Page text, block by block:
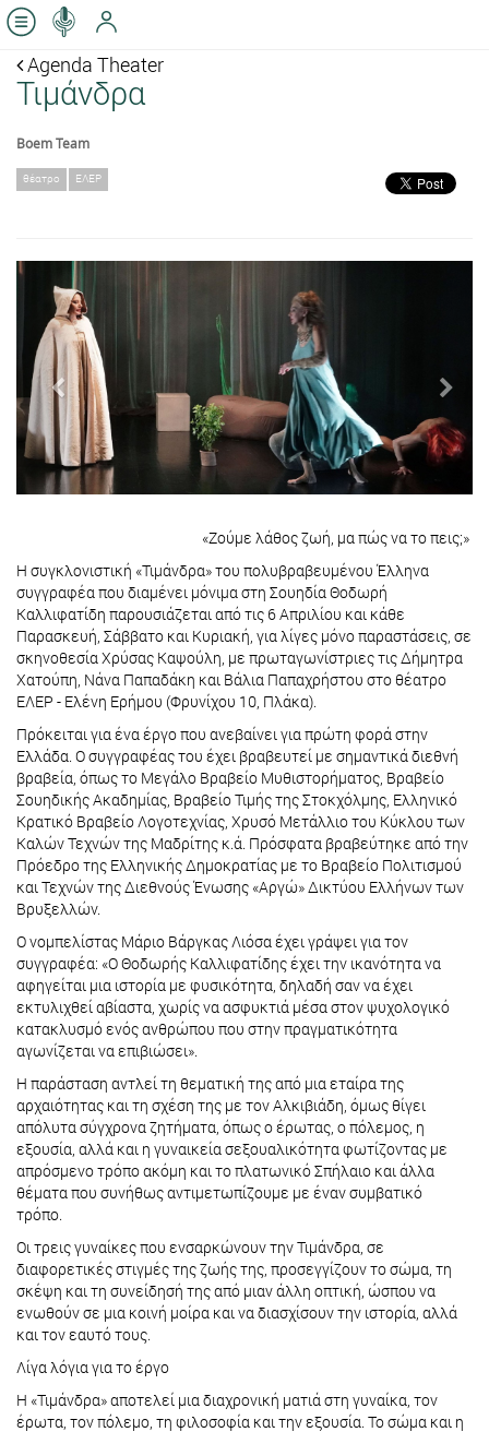
Agenda Theater
Τιμάνδρα
Boem Team
θέατρο ΕΛΕΡ
Previous
«Ζούμε λάθος ζωή, μα πώς να το πεις;»
Η συγκλονιστική «Τιμάνδρα» του πολυβραβευμένου Έλληνα
συγγραφέα που διαμένει μόνιμα στη Σουηδία Θοδωρή
Καλλιφατίδη παρουσιάζεται από τις 6 Απριλίου και κάθε
Παρασκευή, Σάββατο και Κυριακή, για λίγες μόνο παραστάσεις, σε
σκηνοθεσία Χρύσας Καψούλη, με πρωταγωνίστριες τις Δήμητρα
Χατούπη, Νάνα Παπαδάκη και Βάλια Παπαχρήστου στο θέατρο
ΕΛΕΡ - Ελένη Ερήμου (Φρυνίχου 10, Πλάκα).
Πρόκειται για ένα έργο που ανεβαίνει για πρώτη φορά στην
Ελλάδα. Ο συγγραφέας του έχει βραβευτεί με σημαντικά διεθνή
βραβεία, όπως το Μεγάλο Βραβείο Μυθιστορήματος, Βραβείο
Σουηδικής Ακαδημίας, Βραβείο Τιμής της Στοκχόλμης, Ελληνικό
Κρατικό Βραβείο Λογοτεχνίας, Χρυσό Μετάλλιο του Κύκλου των
Καλών Τεχνών της Μαδρίτης κ.ά. Πρόσφατα βραβεύτηκε από την
Πρόεδρο της Ελληνικής Δημοκρατίας με το Βραβείο Πολιτισμού
και Τεχνών της Διεθνούς Ένωσης «Αργώ» Δικτύου Ελλήνων των
Βρυξελλών.
Ο νομπελίστας Μάριο Βάργκας Λιόσα έχει γράψει για τον
συγγραφέα: «Ο Θοδωρής Καλλιφατίδης έχει την ικανότητα να
αφηγείται μια ιστορία με φυσικότητα, δηλαδή σαν να έχει
εκτυλιχθεί αβίαστα, χωρίς να ασφυκτιά μέσα στον ψυχολογικό
κατακλυσμό ενός ανθρώπου που στην πραγματικότητα
αγωνίζεται να επιβιώσει».
Η παράσταση αντλεί τη θεματική της από μια εταίρα της
αρχαιότητας και τη σχέση της με τον Αλκιβιάδη, όμως θίγει
απόλυτα σύγχρονα ζητήματα, όπως ο έρωτας, ο πόλεμος, η
εξουσία, αλλά και η γυναικεία σεξουαλικότητα φωτίζοντας με
απρόσμενο τρόπο ακόμη και το πλατωνικό Σπήλαιο και άλλα
θέματα που συνήθως αντιμετωπίζουμε με έναν συμβατικό
τρόπο.
Οι τρεις γυναίκες που ενσαρκώνουν την Τιμάνδρα, σε
διαφορετικές στιγμές της ζωής της, προσεγγίζουν το σώμα, τη
σκέψη και τη συνείδησή της από μιαν άλλη οπτική, ώσπου να
ενωθούν σε μια κοινή μοίρα και να διασχίσουν την ιστορία, αλλά
και τον εαυτό τους.
Λίγα λόγια για το έργο
Η «Τιμάνδρα» αποτελεί μια διαχρονική ματιά στη γυναίκα, τον
έρωτα, τον πόλεμο, τη φιλοσοφία και την εξουσία. Το σώμα και η